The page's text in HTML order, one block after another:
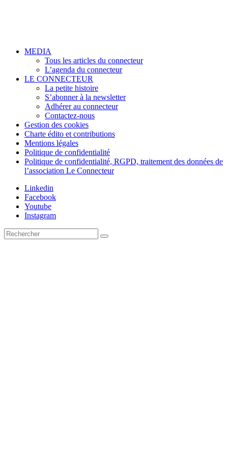
MEDIA
Tous les articles du connecteur
L’agenda du connecteur
LE CONNECTEUR
La petite histoire
S’abonner à la newsletter
Adhérer au connecteur
Contactez-nous
Gestion des cookies
Charte édito et contributions
Mentions légales
Politique de confidentialité
Politique de confidentialité, RGPD, traitement des données de
l’association Le Connecteur
Linkedin
Facebook
Youtube
Instagram